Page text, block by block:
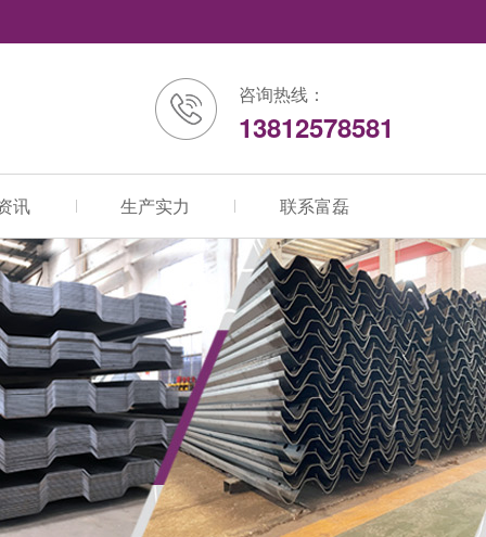
咨询热线：
13812578581
讯 生产实力 联系富磊